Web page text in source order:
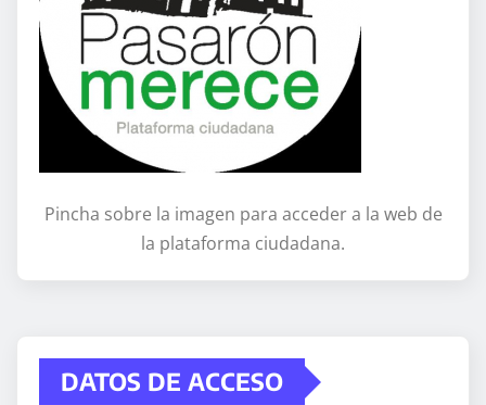
Pincha sobre la imagen para acceder a la web de
la plataforma ciudadana.
DATOS DE ACCESO